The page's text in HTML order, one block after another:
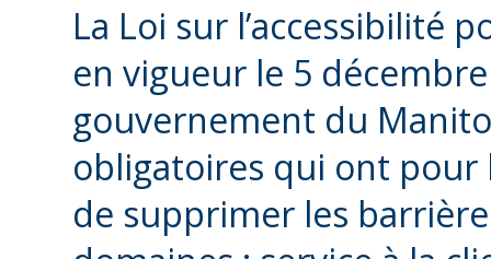
La Loi sur l’accessibilité
en vigueur le 5
gouvernement du
obligatoires qui ont pour
de supprimer les